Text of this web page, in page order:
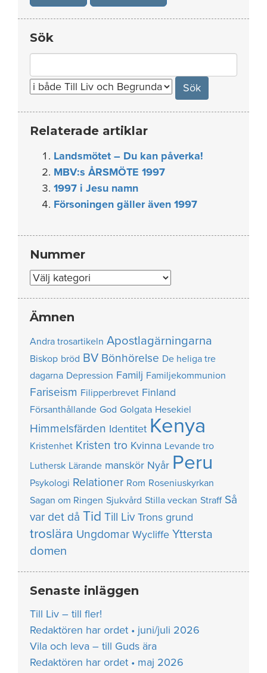
Sök
for:
Relaterade artiklar
Landsmötet – Du kan påverka!
MBV:s ÅRSMÖTE 1997
1997 i Jesu namn
Försoningen gäller även 1997
Nummer
Nummer
Ämnen
Andra trosartikeln Apostlagärningarna
Biskop bröd BV Bönhörelse De heliga tre
dagarna Depression Familj Familjekommunion
Fariseism Filipperbrevet Finland
Försanthållande God Golgata Hesekiel
Himmelsfärden Identitet Kenya
Kristenhet Kristen tro Kvinna Levande tro
Luthersk Lärande manskör Nyår Peru
Psykologi Relationer Rom Roseniuskyrkan
Sagan om Ringen Sjukvård Stilla veckan Straff Så
var det då Tid Till Liv Trons grund
troslära Ungdomar Wycliffe Yttersta
domen
Senaste inläggen
Till Liv – till fler!
Redaktören har ordet • juni/juli 2026
Vila och leva – till Guds ära
Redaktören har ordet • maj 2026